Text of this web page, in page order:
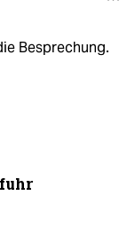
Besprechung.